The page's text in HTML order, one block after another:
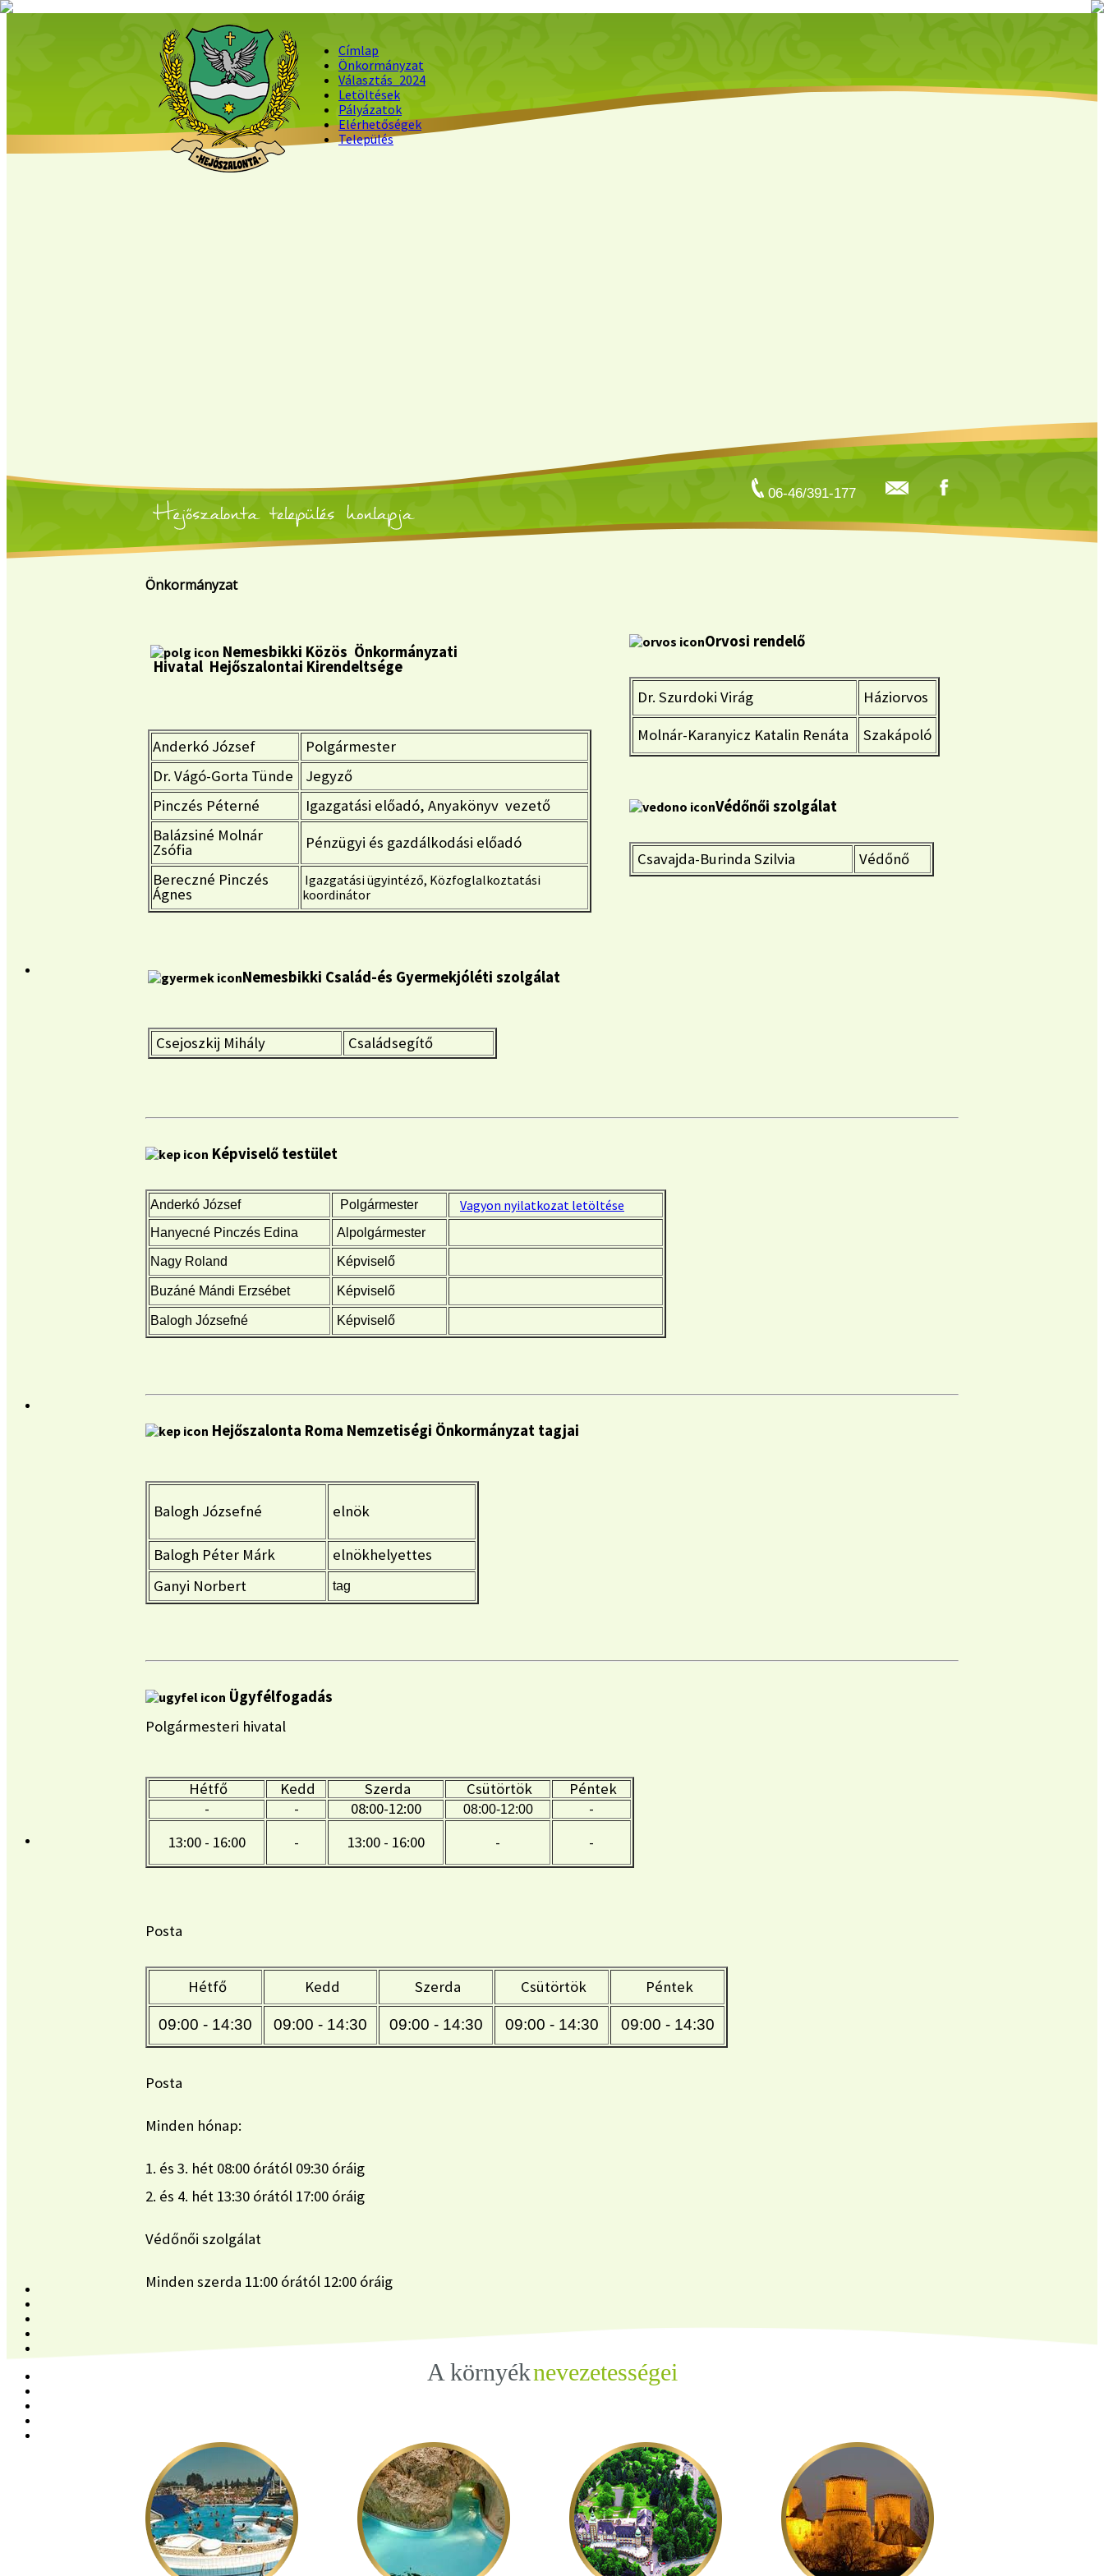
Címlap
Önkormányzat
Választás_2024
Letöltések
Pályázatok
Elérhetőségek
Település
06-46/391-177
Önkormányzat
Nemesbikki Közös Önkormányzati
Hivatal Hejőszalontai Kirendeltsége
Anderkó József
Polgármester
Dr. Vágó-Gorta Tünde
Jegyző
Pinczés Péterné
Igazgatási előadó, Anyakönyv vezető
Balázsiné Molnár
Zsófia
Pénzügyi és gazdálkodási előadó
Bereczné Pinczés
Ágnes
Igazgatási ügyintéző, Közfoglalkoztatási
koordinátor
Nemesbikki Család-és Gyermekjóléti szolgálat
Csejoszkij Mihály Családsegítő
Orvosi rendelő
Dr. Szurdoki Virág
Háziorvos
Molnár-Karanyicz Katalin Renáta
Szakápoló
Védőnői szolgálat
Csavajda-Burinda Szilvia Védőnő
Képviselő testület
Anderkó József Polgármester Vagyon nyilatkozat letöltése
Hanyecné Pinczés Edina Alpolgármester
Nagy Roland Képviselő
Buzáné Mándi Erzsébet Képviselő
Balogh Józsefné Képviselő
Hejőszalonta Roma Nemzetiségi Önkormányzat tagjai
Balogh Józsefné elnök
Balogh Péter Márk
elnökhelyettes
Ganyi Norbert
tag
Ügyfélfogadás
Polgármesteri hivatal
Hétfő Kedd Szerda Csütörtök
Péntek
-
- 08:00-12:00 08:00-12:00
-
13:00 - 16:00
- 13:00 - 16:00 - -
Posta
Hétfő Kedd Szerda Csütörtök Péntek
09:00 - 14:30 09:00 - 14:30 09:00 - 14:30 09:00 - 14:30 09:00 - 14:30
Posta
Minden hónap:
1. és 3. hét 08:00 órától 09:30 óráig
2. és 4. hét 13:30 órától 17:00 óráig
Védőnői szolgálat
Minden szerda 11:00 órától 12:00 óráig
A környéknevezetességei